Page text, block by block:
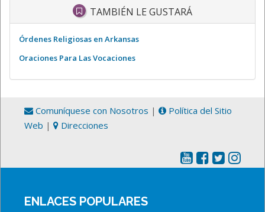
TAMBIÉN LE GUSTARÁ
Órdenes Religiosas en Arkansas
Oraciones Para Las Vocaciones
Comuníquese con Nosotros |
Política del Sitio
Web | Direcciones
ENLACES POPULARES